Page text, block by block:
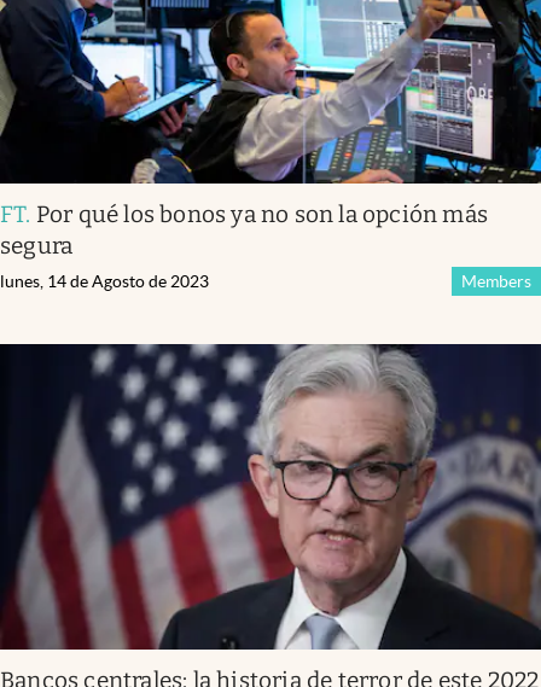
FT. Por qué los bonos ya no son la opción más
segura
Members
lunes, 14 de Agosto de 2023
Bancos centrales: la historia de terror de este 2022